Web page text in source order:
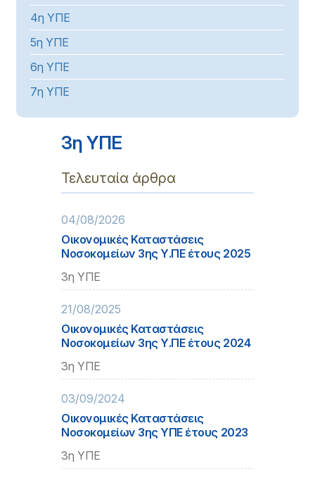
4η ΥΠΕ
5η ΥΠΕ
6η ΥΠΕ
7η ΥΠΕ
3η ΥΠΕ
Τελευταία άρθρα
04/08/2026
Οικονομικές Καταστάσεις
Νοσοκομείων 3ης Υ.ΠΕ έτους 2025
3η ΥΠΕ
21/08/2025
Οικονομικές Καταστάσεις
Νοσοκομείων 3ης Υ.ΠΕ έτους 2024
3η ΥΠΕ
03/09/2024
Οικονομικές Καταστάσεις
Νοσοκομείων 3ης ΥΠΕ έτους 2023
3η ΥΠΕ